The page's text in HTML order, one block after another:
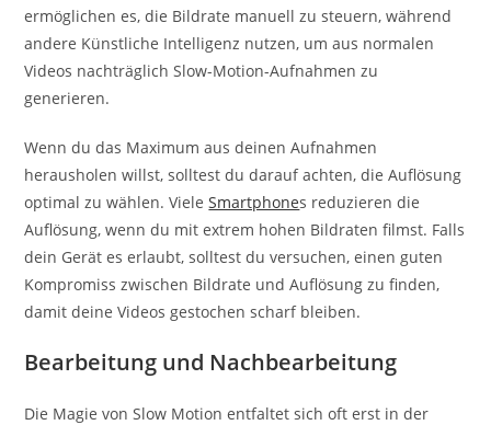
ermöglichen es, die Bildrate manuell zu steuern, während
andere Künstliche Intelligenz nutzen, um aus normalen
Videos nachträglich Slow-Motion-Aufnahmen zu
generieren.
Wenn du das Maximum aus deinen Aufnahmen
herausholen willst, solltest du darauf achten, die Auflösung
optimal zu wählen. VieleSmartphones reduzieren die
Auflösung, wenn du mit extrem hohen Bildraten filmst. Falls
dein Gerät es erlaubt, solltest du versuchen, einen guten
Kompromiss zwischen Bildrate und Auflösung zu finden,
damit deine Videos gestochen scharf bleiben.
Bearbeitung und Nachbearbeitung
Die Magie von Slow Motion entfaltet sich oft erst in der